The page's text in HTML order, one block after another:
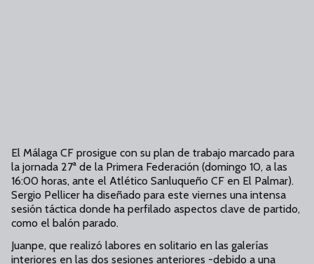
El Málaga CF prosigue con su plan de trabajo marcado para
la jornada 27ª de la Primera Federación (domingo 10, a las
16:00 horas, ante el Atlético Sanluqueño CF en El Palmar).
Sergio Pellicer ha diseñado para este viernes una intensa
sesión táctica donde ha perfilado aspectos clave de partido,
como el balón parado.
Juanpe, que realizó labores en solitario en las galerías
interiores en las dos sesiones anteriores -debido a una